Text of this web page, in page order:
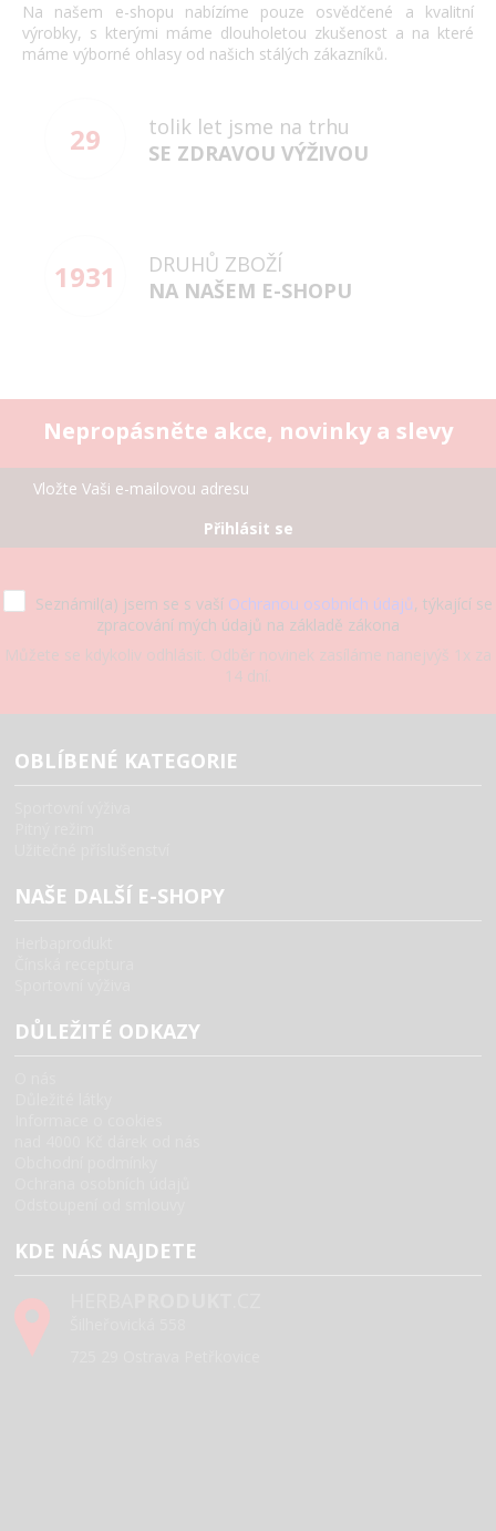
Na našem e-shopu nabízíme pouze osvědčené a kvalitní
výrobky, s kterými máme dlouholetou zkušenost a na které
máme výborné ohlasy od našich stálých zákazníků.
29
tolik let jsme na trhu
SE ZDRAVOU VÝŽIVOU
1931
DRUHŮ ZBOŽÍ
NA NAŠEM E-SHOPU
Nepropásněte akce, novinky a slevy
Přihlásit se
Seznámil(a) jsem se s vaší Ochranou osobních údajů, týkající se
zpracování mých údajů na základě zákona
Můžete se kdykoliv odhlásit. Odběr novinek zasíláme nanejvýš 1x za
14 dní.
OBLÍBENÉ KATEGORIE
NAŠE DALŠÍ E-SHOPY
DŮLEŽITÉ ODKAZY
KDE NÁS NAJDETE